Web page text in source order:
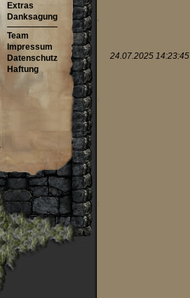
Extras
Danksagung
Team
Impressum
Datenschutz
Haftung
24.07.2025 14:23:45